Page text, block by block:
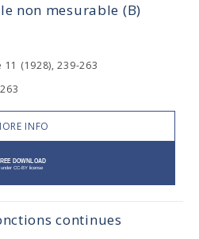
non mesurable (B)
(1928), 239-263
INFO
continues